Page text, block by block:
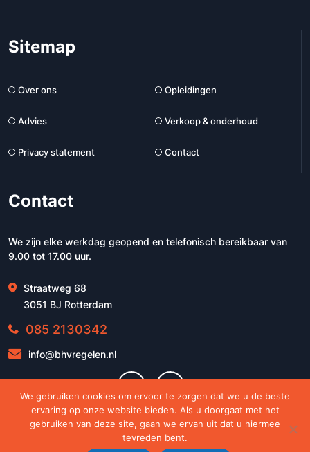
Sitemap
Over ons Opleidingen
Advies Verkoop & onderhoud
Privacy statement Contact
Contact
We zijn elke werkdag geopend en telefonisch bereikbaar van
9.00 tot 17.00 uur.
Straatweg 68
3051 BJ Rotterdam
085 2130342
info@bhvregelen.nl
© 2026 - BHVregelen.nl
We gebruiken cookies om ervoor te zorgen dat we u de beste
ervaring op onze website bieden. Als u doorgaat met het
gebruiken van deze site, gaan we ervan uit dat u hiermee
tevreden bent.